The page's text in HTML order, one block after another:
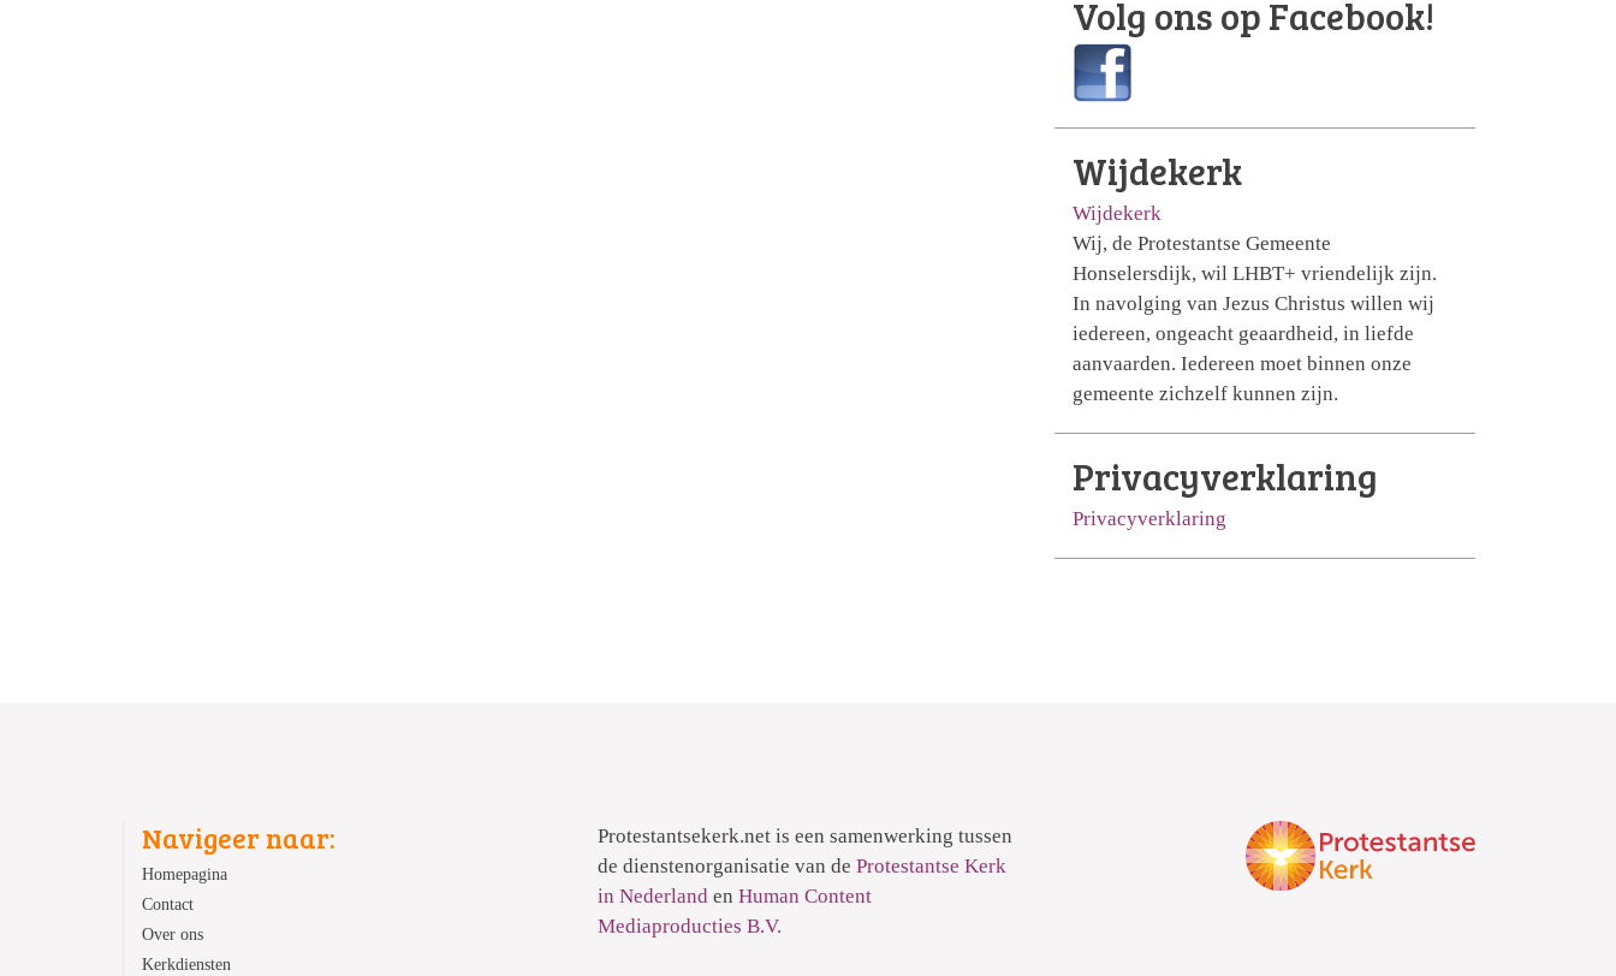
Volg ons op Facebook!
Wijdekerk
Wijdekerk
Wij, de Protestantse Gemeente
Honselersdijk, wil LHBT+ vriendelijk zijn.
In navolging van Jezus Christus willen wij
iedereen, ongeacht geaardheid, in liefde
aanvaarden. Iedereen moet binnen onze
gemeente zichzelf kunnen zijn.
Privacyverklaring
Privacyverklaring
Navigeer naar:
Homepagina
Contact
Over ons
Kerkdiensten
Protestantsekerk.net is een samenwerking tussen
de dienstenorganisatie van de Protestantse Kerk
in Nederlanden Human Content
Mediaproducties B.V.